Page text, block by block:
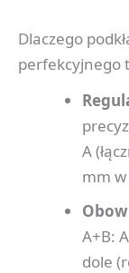
Dlaczego
perfekcyjnego
A
mm
A+B:
dole